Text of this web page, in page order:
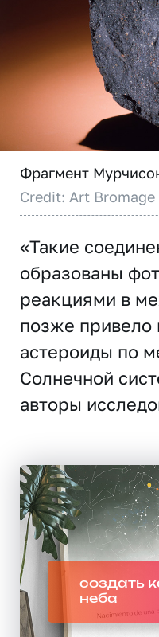
Фрагмент
Credit: Art Bromage
«Такие
образованы
реакциями в
позже привело
астероиды по
Солнечной
авторы
создать
неба